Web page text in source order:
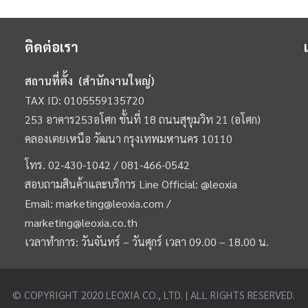
ติดต่อเรา
สถานที่ตั้ง (สำนักงานใหญ่)
TAX ID: 0105559135720
253 อาคาร253อโศก ชั้นที่ 18 ถนนสุขุมวิท 21 (อโศก)
คลองเตยเหนือ วัฒนา กรุงเทพมหานคร 10110
โทร.02-430-1042 /081-466-0542
สอบถามสินค้าและบริการ Line Official:@leoxia
Email:marketing@leoxia.com /
marketing@leoxia.co.th
เวลาทำการ: วันจันทร์ – วันศุกร์ เวลา 09.00 – 18.00 น.
© COPYRIGHT 2020 LEOXIA CO., LTD. | ALL RIGHTS RESERVED.